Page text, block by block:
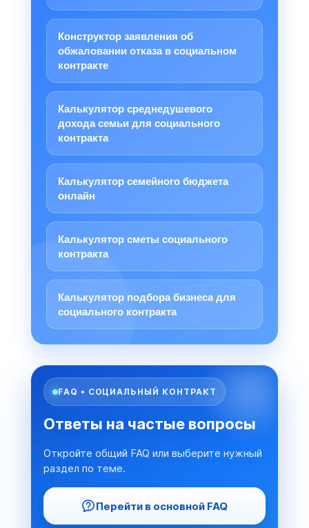
Конструктор заявления об
обжаловании отказа в социальном
контракте
Калькулятор среднедушевого
дохода семьи для социального
контракта
Калькулятор семейного бюджета
онлайн
Калькулятор сметы социального
контракта
Калькулятор подбора бизнеса для
социального контракта
FAQ • СОЦИАЛЬНЫЙ КОНТРАКТ
Ответы на частые вопросы
Откройте общий FAQ или выберите нужный
раздел по теме.
Перейти в основной FAQ